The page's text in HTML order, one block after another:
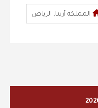
المملكة أرينا, الرياض